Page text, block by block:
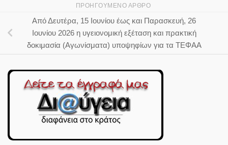
ΠΡΟΗΓΟΎΜΕΝΟ ΆΡΘΡΟ
Από Δευτέρα, 15 Ιουνίου έως και Παρασκευή, 26
Ιουνίου 2026 η υγειονομική εξέταση και πρακτική
δοκιμασία (Αγωνίσματα) υποψηφίων για τα ΤΕΦΑΑ